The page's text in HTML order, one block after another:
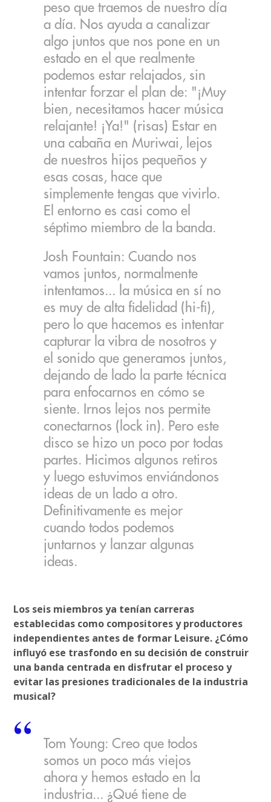
peso que traemos de nuestro día
a día. Nos ayuda a canalizar
algo juntos que nos pone en un
estado en el que realmente
podemos estar relajados, sin
intentar forzar el plan de: "¡Muy
bien, necesitamos hacer música
relajante! ¡Ya!" (risas) Estar en
una cabaña en Muriwai, lejos
de nuestros hijos pequeños y
esas cosas, hace que
simplemente tengas que vivirlo.
El entorno es casi como el
séptimo miembro de la banda.
Josh Fountain: Cuando nos
vamos juntos, normalmente
intentamos... la música en sí no
es muy de alta fidelidad (hi-fi),
pero lo que hacemos es intentar
capturar la vibra de nosotros y
el sonido que generamos juntos,
dejando de lado la parte técnica
para enfocarnos en cómo se
siente. Irnos lejos nos permite
conectarnos (lock in). Pero este
disco se hizo un poco por todas
partes. Hicimos algunos retiros
y luego estuvimos enviándonos
ideas de un lado a otro.
Definitivamente es mejor
cuando todos podemos
juntarnos y lanzar algunas
ideas.
Los seis miembros ya tenían carreras
establecidas como compositores y productores
independientes antes de formar Leisure. ¿Cómo
influyó ese trasfondo en su decisión de construir
una banda centrada en disfrutar el proceso y
evitar las presiones tradicionales de la industria
musical?
Tom Young: Creo que todos
somos un poco más viejos
ahora y hemos estado en la
industria... ¿Qué tiene de